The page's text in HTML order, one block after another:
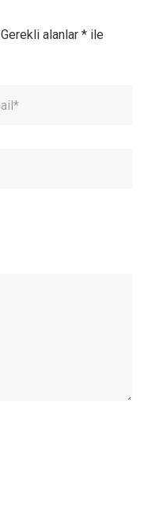
Gerekli alanlar * ile